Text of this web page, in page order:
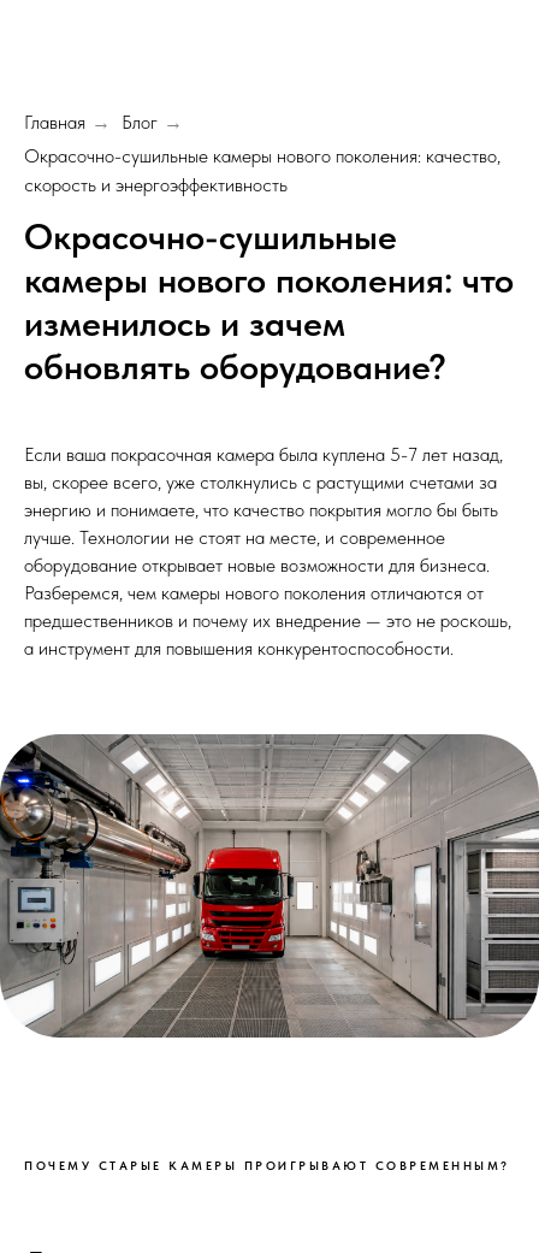
Главная → Блог →
Окрасочно-сушильные камеры нового поколения: качество,
скорость и энергоэффективность
Окрасочно-сушильные
камеры нового поколения: что
изменилось и зачем
обновлять оборудование?
Если ваша покрасочная камера была куплена 5-7 лет назад,
вы, скорее всего, уже столкнулись с растущими счетами за
энергию и понимаете, что качество покрытия могло бы быть
лучше. Технологии не стоят на месте, и современное
оборудование открывает новые возможности для бизнеса.
Разберемся, чем камеры нового поколения отличаются от
предшественников и почему их внедрение — это не роскошь,
а инструмент для повышения конкурентоспособности.
ПОЧЕМУ СТАРЫЕ КАМЕРЫ ПРОИГРЫВАЮТ СОВРЕМЕННЫМ?